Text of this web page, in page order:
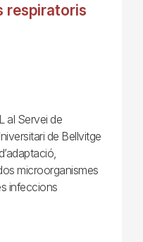
respiratoris
al Servei de
de Bellvitge
microorganismes
infeccions